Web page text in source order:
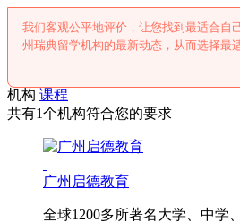
我们客观公平地评价，让您找到最适合自
州瑞典留学机构的最新动态，从而选择最
机构 课程
共有1个机构符合您的要求
广州启德教育
全球1200多所著名大学、中学